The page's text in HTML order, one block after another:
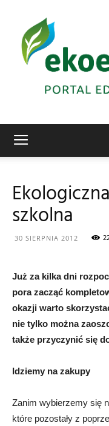
szkolna
30 SIERPNIA 2012
Już za kilka dni
pora zacząć
okazji warto
nie tylko można
także przyczynić się
Idziemy na zakupy
Zanim wybierzemy się
które pozostały z